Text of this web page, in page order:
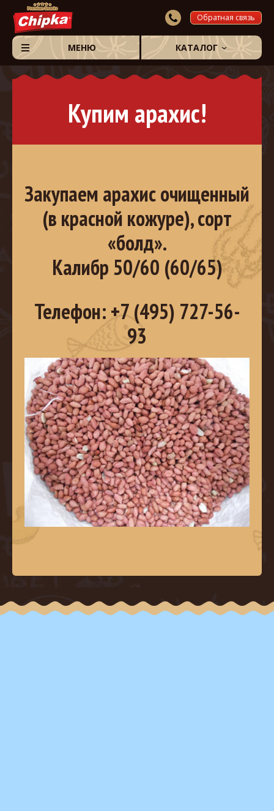
Обратная связь
МЕНЮ КАТАЛОГ
Купим арахис!
Закупаем арахис очищенный
(в красной кожуре), сорт
«болд».
Калибр 50/60 (60/65)
Телефон: +7 (495) 727-56-
93